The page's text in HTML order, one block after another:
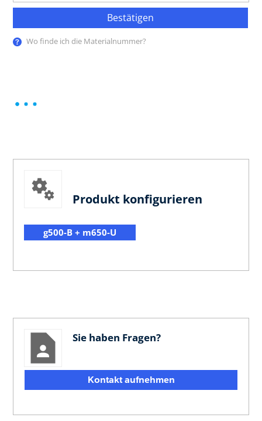
Bestätigen
Wo finde ich die Materialnummer?
Produkt konfigurieren
g500-B + m650-U
Sie haben Fragen?
Kontakt aufnehmen